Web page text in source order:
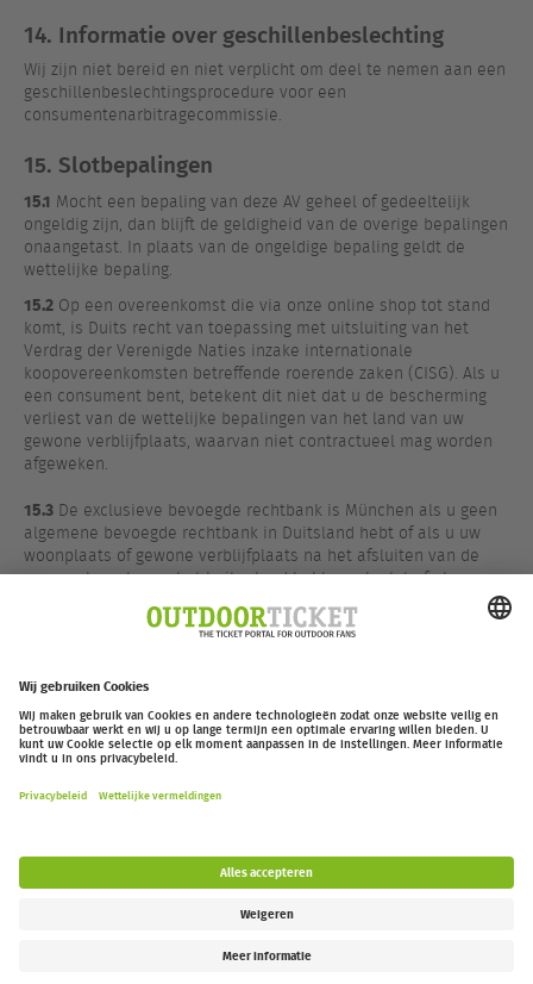
14. Informatie over geschillenbeslechting
Wij zijn niet bereid en niet verplicht om deel te nemen aan een
geschillenbeslechtingsprocedure voor een
consumentenarbitragecommissie.
15. Slotbepalingen
15.1 Mocht een bepaling van deze AV geheel of gedeeltelijk
ongeldig zijn, dan blijft de geldigheid van de overige bepalingen
onaangetast. In plaats van de ongeldige bepaling geldt de
wettelijke bepaling.
15.2 Op een overeenkomst die via onze online shop tot stand
komt, is Duits recht van toepassing met uitsluiting van het
Verdrag der Verenigde Naties inzake internationale
koopovereenkomsten betreffende roerende zaken (CISG). Als u
een consument bent, betekent dit niet dat u de bescherming
verliest van de wettelijke bepalingen van het land van uw
gewone verblijfplaats, waarvan niet contractueel mag worden
afgeweken.
15.3 De exclusieve bevoegde rechtbank is München als u geen
algemene bevoegde rechtbank in Duitsland hebt of als u uw
woonplaats of gewone verblijfplaats na het afsluiten van de
overeenkomst naar het buitenland hebt verplaatst of als uw
woonplaats of gewone verblijfplaats op het moment van het
instellen van de vordering onbekend is. Wij hebben echter ook
outdoor-ticket.net– Een project van
Toegankelijkheidsverklaring
Follow us: